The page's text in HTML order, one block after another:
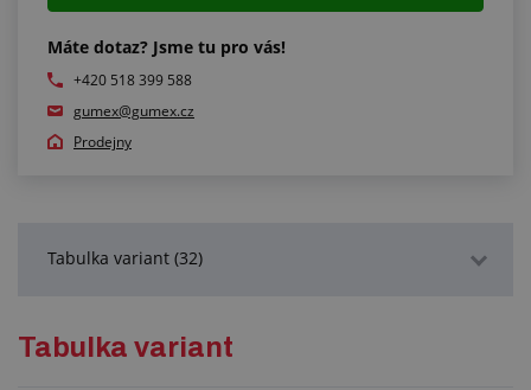
Máte dotaz? Jsme tu pro vás!
+420 518 399 588
gumex@gumex.cz
Prodejny
Tabulka variant (32)
Tabulka variant